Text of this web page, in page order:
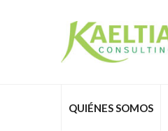
QUIÉNES SOMOS